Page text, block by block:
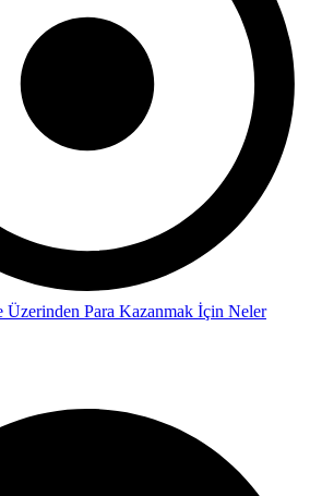
Üzerinden Para Kazanmak İçin Neler